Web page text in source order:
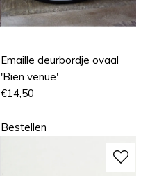
Emaille deurbordje ovaal
'Bien venue'
€14,50
Bestellen